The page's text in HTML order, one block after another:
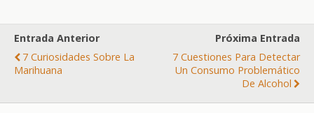
Entrada Anterior
7 Curiosidades Sobre La
Marihuana
Próxima Entrada
7 Cuestiones Para Detectar
Un Consumo Problemático
De Alcohol